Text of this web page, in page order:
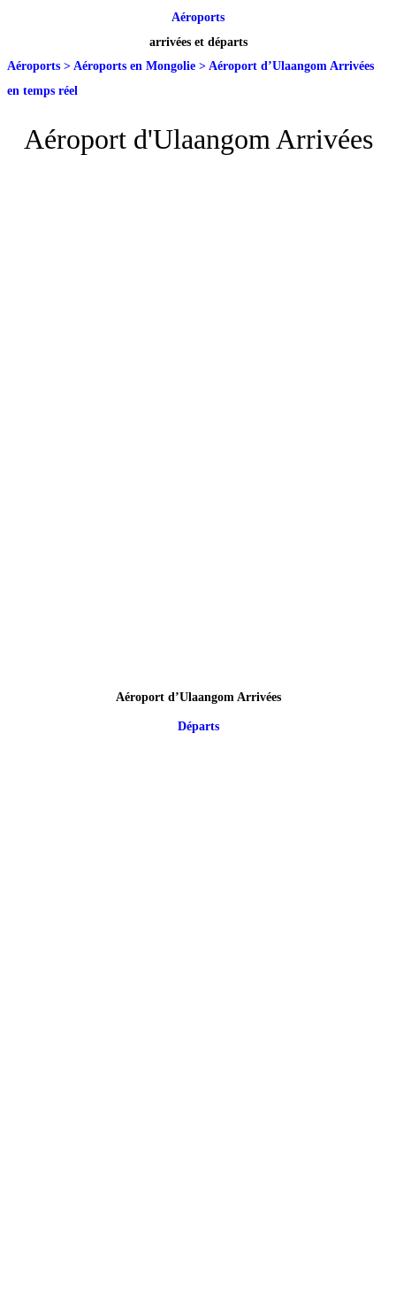
Aéroports
arrivées et départs
Aéroports > Aéroports en Mongolie > Aéroport d’Ulaangom Arrivées
en temps réel
Aéroport d'Ulaangom Arrivées
Aéroport d’Ulaangom Arrivées
Départs